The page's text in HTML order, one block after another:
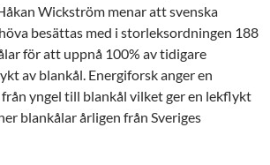
Wickström menar att svenska
besättas med i storleksordningen 188
för att uppnå 100% av tidigare
av blankål. Energiforsk anger en
yngel till blankål vilket ger en lekflykt
blankålar årligen från Sveriges